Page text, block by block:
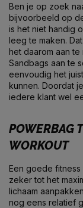
Ben je op zoek
bijvoorbeeld op
is het niet handig
leeg te maken.
het daarom aan
Sandbags aan te
eenvoudig het
kunnen. Doordat
iedere klant wel
POWERBAG
WORKOUT
Een goede fitness
zeker tot het
lichaam
nog eens relatief